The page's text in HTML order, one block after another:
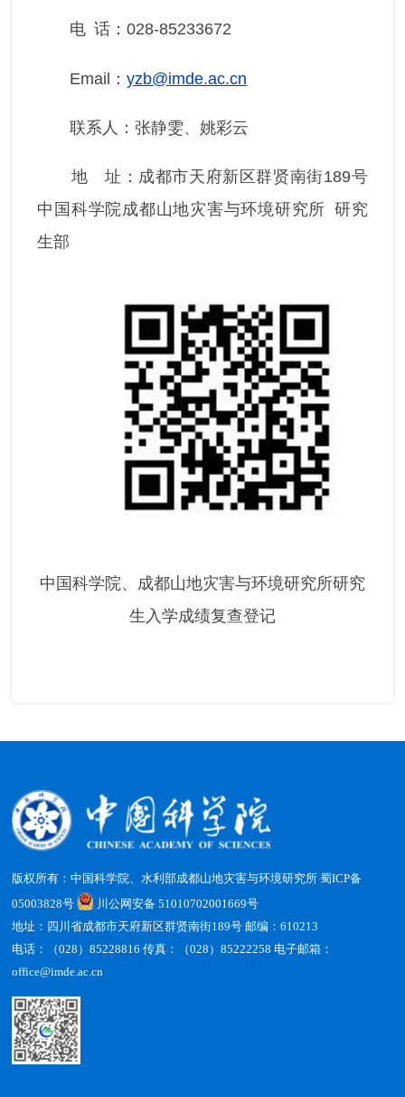
电 话：028-85233672
Email：yzb@imde.ac.cn
联系人：张静雯、姚彩云
地 址：成都市天府新区群贤南街189号
中国科学院成都山地灾害与环境研究所 研究
生部
中国科学院、成都山地灾害与环境研究所研究
生入学成绩复查登记
版权所有：中国科学院、水利部成都山地灾害与环境研究所蜀ICP备
05003828号
川公网安备 51010702001669号
地址：四川省成都市天府新区群贤南街189号 邮编：610213
电话：（028）85228816 传真：（028）85222258 电子邮箱：
office@imde.ac.cn